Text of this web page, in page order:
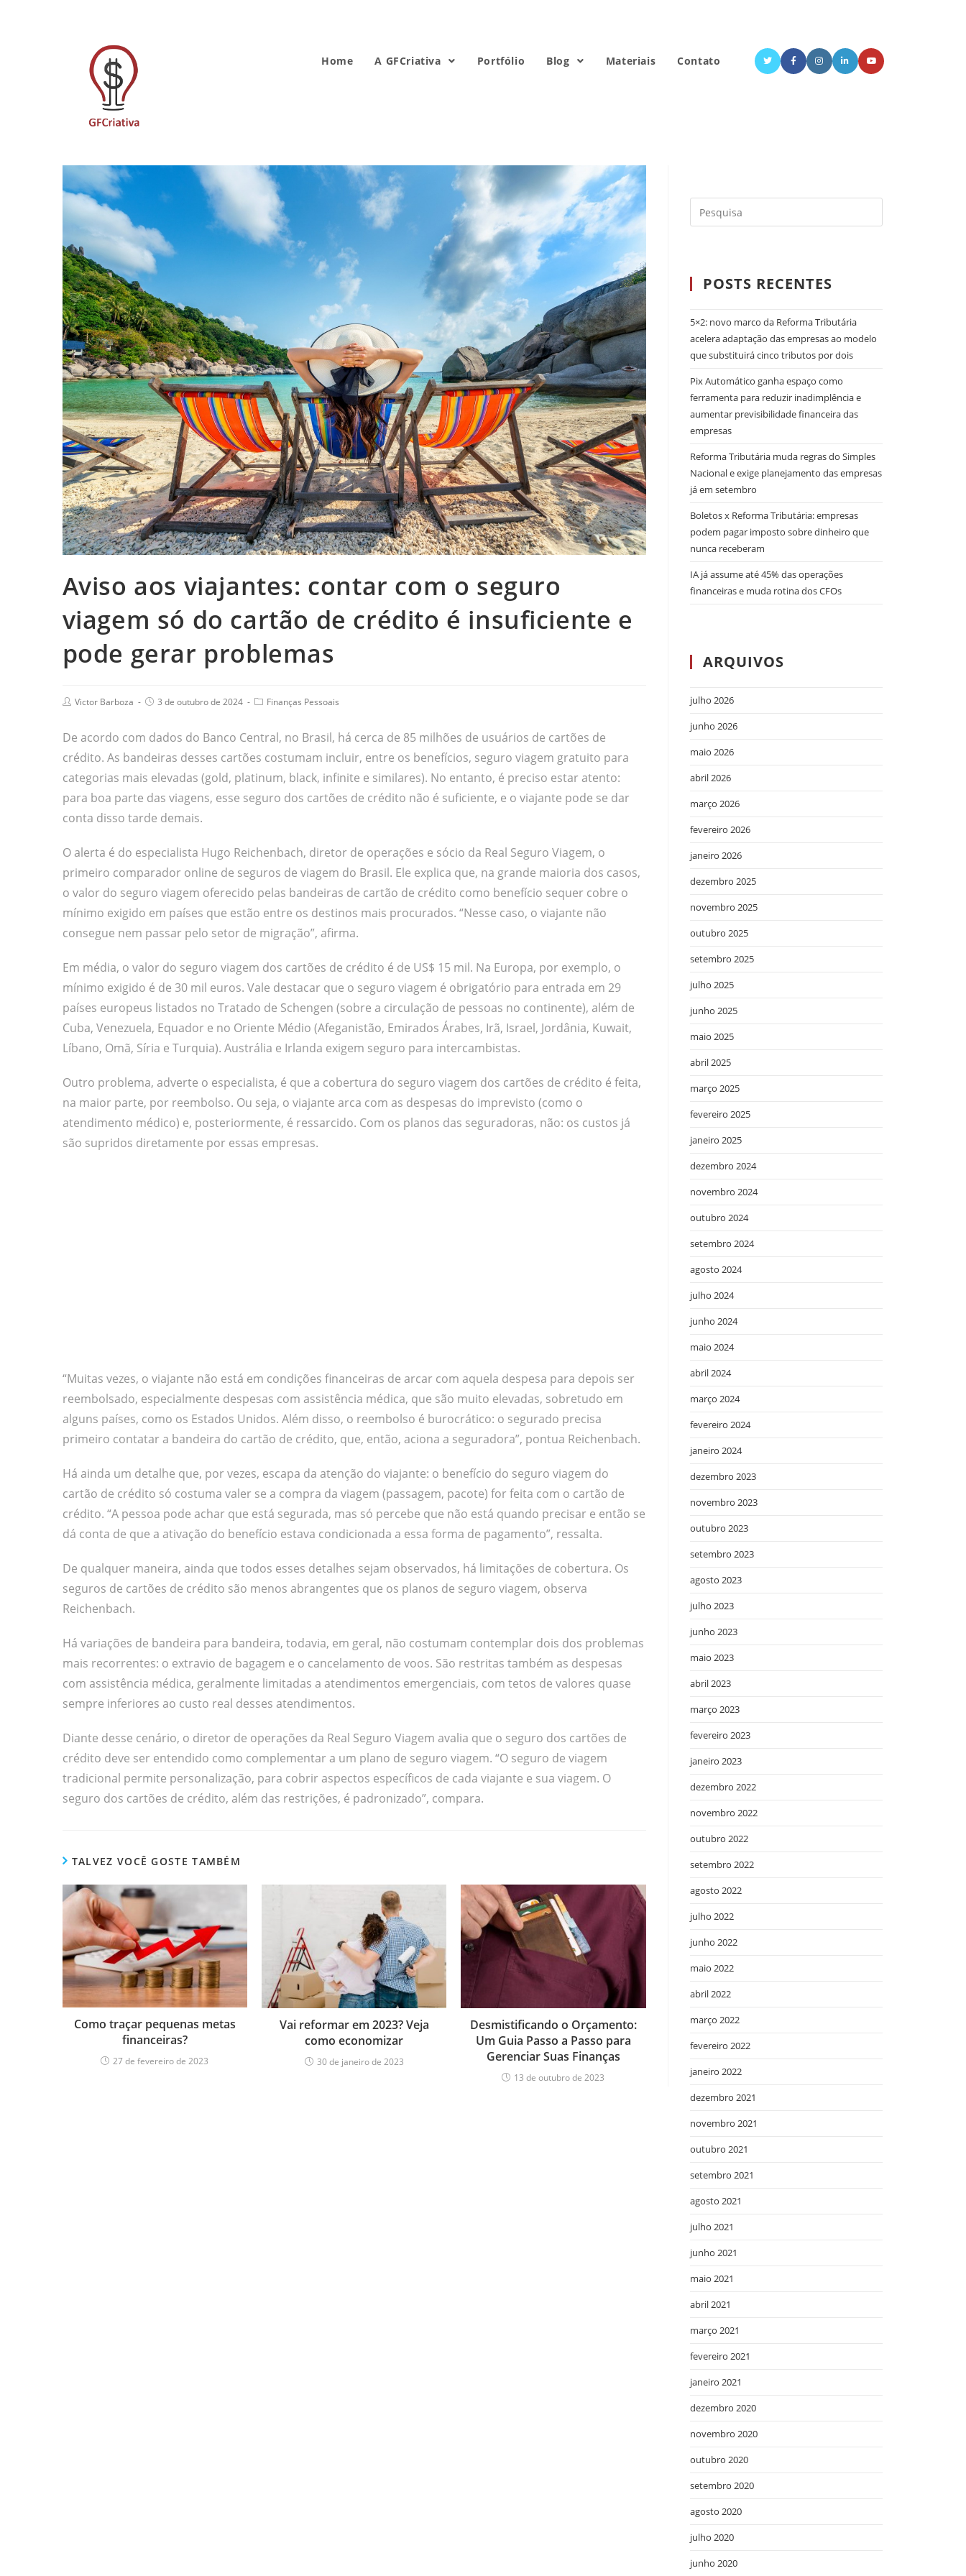
Home A GFCriativa Portfólio Blog Materiais Contato
Aviso aos viajantes: contar com o seguro
viagem só do cartão de crédito é insuficiente e
pode gerar problemas
Victor Barboza 3 de outubro de 2024 Finanças Pessoais
De acordo com dados do Banco Central, no Brasil, há cerca de 85 milhões de usuários de cartões de
crédito. As bandeiras desses cartões costumam incluir, entre os benefícios, seguro viagem gratuito para
categorias mais elevadas (gold, platinum, black, infinite e similares). No entanto, é preciso estar atento:
para boa parte das viagens, esse seguro dos cartões de crédito não é suficiente, e o viajante pode se dar
conta disso tarde demais.
O alerta é do especialista Hugo Reichenbach, diretor de operações e sócio da Real Seguro Viagem, o
primeiro comparador online de seguros de viagem do Brasil. Ele explica que, na grande maioria dos casos,
o valor do seguro viagem oferecido pelas bandeiras de cartão de crédito como benefício sequer cobre o
mínimo exigido em países que estão entre os destinos mais procurados. “Nesse caso, o viajante não
consegue nem passar pelo setor de migração”, afirma.
Em média, o valor do seguro viagem dos cartões de crédito é de US$ 15 mil. Na Europa, por exemplo, o
mínimo exigido é de 30 mil euros. Vale destacar que o seguro viagem é obrigatório para entrada em 29
países europeus listados no Tratado de Schengen (sobre a circulação de pessoas no continente), além de
Cuba, Venezuela, Equador e no Oriente Médio (Afeganistão, Emirados Árabes, Irã, Israel, Jordânia, Kuwait,
Líbano, Omã, Síria e Turquia). Austrália e Irlanda exigem seguro para intercambistas.
Outro problema, adverte o especialista, é que a cobertura do seguro viagem dos cartões de crédito é feita,
na maior parte, por reembolso. Ou seja, o viajante arca com as despesas do imprevisto (como o
atendimento médico) e, posteriormente, é ressarcido. Com os planos das seguradoras, não: os custos já
são supridos diretamente por essas empresas.
“Muitas vezes, o viajante não está em condições financeiras de arcar com aquela despesa para depois ser
reembolsado, especialmente despesas com assistência médica, que são muito elevadas, sobretudo em
alguns países, como os Estados Unidos. Além disso, o reembolso é burocrático: o segurado precisa
primeiro contatar a bandeira do cartão de crédito, que, então, aciona a seguradora”, pontua Reichenbach.
Há ainda um detalhe que, por vezes, escapa da atenção do viajante: o benefício do seguro viagem do
cartão de crédito só costuma valer se a compra da viagem (passagem, pacote) for feita com o cartão de
crédito. “A pessoa pode achar que está segurada, mas só percebe que não está quando precisar e então se
dá conta de que a ativação do benefício estava condicionada a essa forma de pagamento”, ressalta.
De qualquer maneira, ainda que todos esses detalhes sejam observados, há limitações de cobertura. Os
seguros de cartões de crédito são menos abrangentes que os planos de seguro viagem, observa
Reichenbach.
Há variações de bandeira para bandeira, todavia, em geral, não costumam contemplar dois dos problemas
mais recorrentes: o extravio de bagagem e o cancelamento de voos. São restritas também as despesas
com assistência médica, geralmente limitadas a atendimentos emergenciais, com tetos de valores quase
sempre inferiores ao custo real desses atendimentos.
Diante desse cenário, o diretor de operações da Real Seguro Viagem avalia que o seguro dos cartões de
crédito deve ser entendido como complementar a um plano de seguro viagem. “O seguro de viagem
tradicional permite personalização, para cobrir aspectos específicos de cada viajante e sua viagem. O
seguro dos cartões de crédito, além das restrições, é padronizado”, compara.
TALVEZ VOCÊ GOSTE TAMBÉM
Como traçar pequenas metas
financeiras?
27 de fevereiro de 2023
Vai reformar em 2023? Veja
como economizar
30 de janeiro de 2023
Desmistificando o Orçamento:
Um Guia Passo a Passo para
Gerenciar Suas Finanças
13 de outubro de 2023
POSTS RECENTES
5×2: novo marco da Reforma Tributária
acelera adaptação das empresas ao modelo
que substituirá cinco tributos por dois
Pix Automático ganha espaço como
ferramenta para reduzir inadimplência e
aumentar previsibilidade financeira das
empresas
Reforma Tributária muda regras do Simples
Nacional e exige planejamento das empresas
já em setembro
Boletos x Reforma Tributária: empresas
podem pagar imposto sobre dinheiro que
nunca receberam
IA já assume até 45% das operações
financeiras e muda rotina dos CFOs
ARQUIVOS
julho 2026
junho 2026
maio 2026
abril 2026
março 2026
fevereiro 2026
janeiro 2026
dezembro 2025
novembro 2025
outubro 2025
setembro 2025
julho 2025
junho 2025
maio 2025
abril 2025
março 2025
fevereiro 2025
janeiro 2025
dezembro 2024
novembro 2024
outubro 2024
setembro 2024
agosto 2024
julho 2024
junho 2024
maio 2024
abril 2024
março 2024
fevereiro 2024
janeiro 2024
dezembro 2023
novembro 2023
outubro 2023
setembro 2023
agosto 2023
julho 2023
junho 2023
maio 2023
abril 2023
março 2023
fevereiro 2023
janeiro 2023
dezembro 2022
novembro 2022
outubro 2022
setembro 2022
agosto 2022
julho 2022
junho 2022
maio 2022
abril 2022
março 2022
fevereiro 2022
janeiro 2022
dezembro 2021
novembro 2021
outubro 2021
setembro 2021
agosto 2021
julho 2021
junho 2021
maio 2021
abril 2021
março 2021
fevereiro 2021
janeiro 2021
dezembro 2020
novembro 2020
outubro 2020
setembro 2020
agosto 2020
julho 2020
junho 2020